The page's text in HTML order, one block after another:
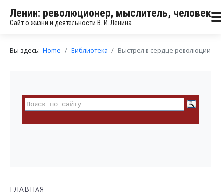
Ленин: революционер, мыслитель, человек
Сайт о жизни и деятельности В. И. Ленина
Вы здесь: Home Библиотека Выстрел в сердце революции
ГЛАВНАЯ